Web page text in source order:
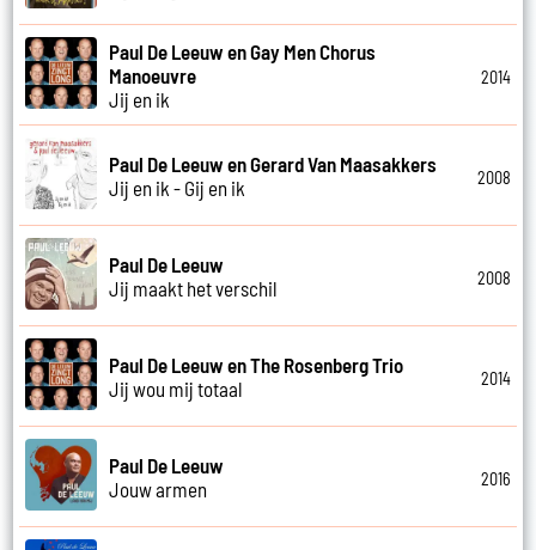
Paul De Leeuw en Gay Men Chorus
Manoeuvre
Jij en ik
2014
Paul De Leeuw en Gerard Van Maasakkers
Jij en ik - Gij en ik
2008
Paul De Leeuw
Jij maakt het verschil
2008
Paul De Leeuw en The Rosenberg Trio
Jij wou mij totaal
2014
Paul De Leeuw
Jouw armen
2016